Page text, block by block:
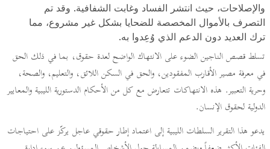
والإصلاحات، حيث انتشر الفساد وغابت الشفافية. وقد تم
التصرف بالأموال المخصصة للضحايا بشكل غير مشروع، مما
ترك العديد دون الدعم الذي وُعِدوا به.
تسلط قصص الناجين الضوء على الانتهاك الواضح لعدة حقوق، بما في ذلك الحق
في معرفة مصير الأقارب المفقودين، والحق في السكن اللائق، والتعليم، والصحة،
وحرية التعبير. هذه الانتهاكات تتعارض مع كل من الأحكام الدستورية الليبية والمعايير
الدولية لحقوق الإنسان.
يدعو هذا التقرير السلطات الليبية إلى اعتماد إطار حقوقي عاجل يركّز على احتياجات